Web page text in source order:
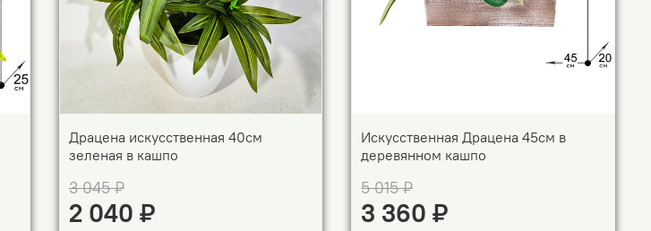
Драцена искусственная 40см
зеленая в кашпо
3 045 ₽
2 040 ₽
Искусственная Драцена 45см в
деревянном кашпо
5 015 ₽
3 360 ₽